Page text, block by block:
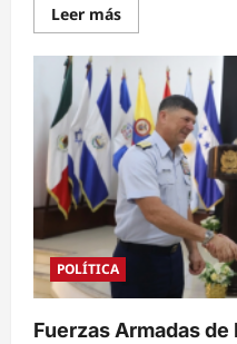
Leer másRead
more
Marco
Rubio
convocará
a
cumbre
mundial
en
Washington
para
combatir
el
terrorismo
político
POLÍTICA
Fuerzas Armadas